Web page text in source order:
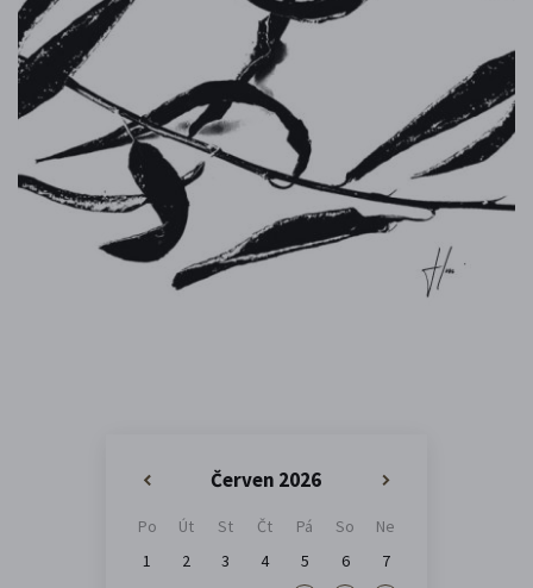
Červen 2026
Po Út St Čt Pá So
Ne
1
2 3 4 5 6
7